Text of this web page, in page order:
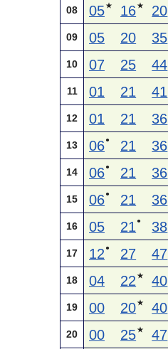
08 05★ 16★ 20
09 05 20 35
10 07 25 44
11 01 21 41
12 01 21 36
13 06● 21 36
14 06● 21 36
15 06● 21 36
16 05 21 ● 38
17 12 ● 27 47
18 04 22 ★ 40
19 00 20★ 40
20 00 25★ 47